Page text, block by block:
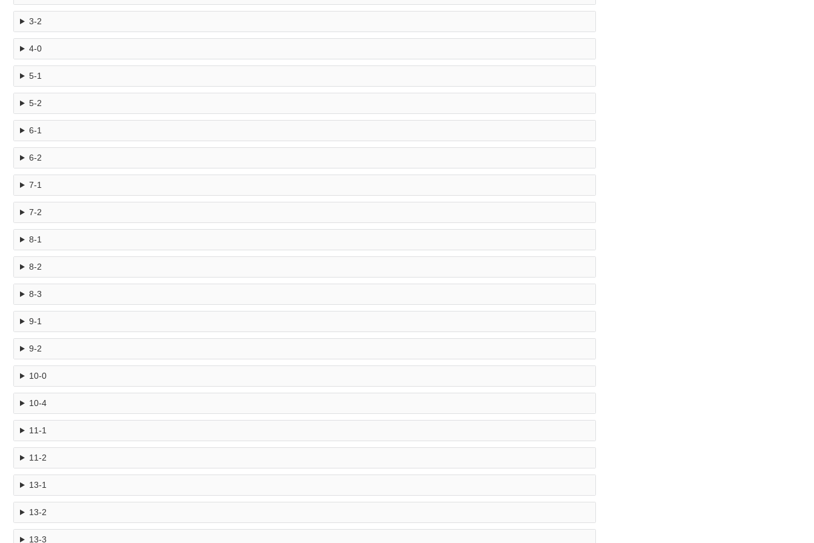
3-2
4-0
5-1
5-2
6-1
6-2
7-1
7-2
8-1
8-2
8-3
9-1
9-2
10-0
10-4
11-1
11-2
13-1
13-2
13-3